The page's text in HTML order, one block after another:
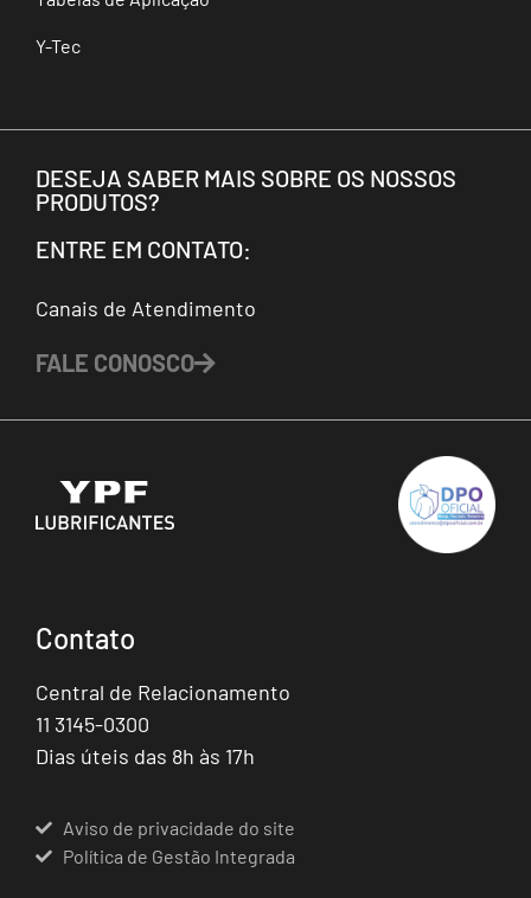
Y-Tec
DESEJA SABER MAIS SOBRE OS NOSSOS
PRODUTOS?
ENTRE EM CONTATO:
Canais de Atendimento
FALE CONOSCO
Contato
Central de Relacionamento
11 3145-0300
Dias úteis das 8h às 17h
Aviso de privacidade do site
Política de Gestão Integrada